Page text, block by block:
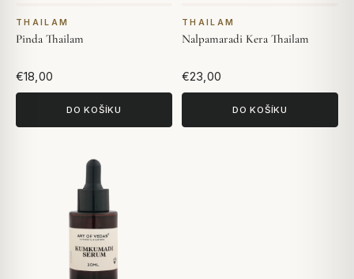
THAILAM
Pinda Thailam
€18,00
DO KOŠÍKU
THAILAM
Nalpamaradi Kera Thailam
€23,00
DO KOŠÍKU